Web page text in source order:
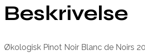
Beskrivelse
Økologisk Pinot Noir Blanc de Noirs